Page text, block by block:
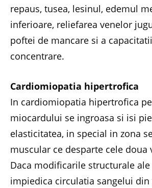
repaus, tusea, lesinul, edemul
inferioare, reliefarea venelor
poftei de mancare si a
concentrare.
Cardiomiopatia hipertrofica
In cardiomiopatia hipertrofica
miocardului se ingroasa si isi
elasticitatea, in special in zona
muscular ce desparte cele doua
Daca modificarile structurale
impiedica circulatia sangelui